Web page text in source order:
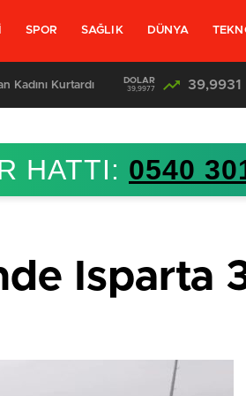
SPOR SAĞLIK DÜNYA
Kadını Kurtardı DOLAR
39,9977 39,9931
HATTI: 0540
Isparta